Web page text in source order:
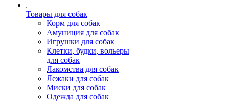
Товары для собак
Корм для собак
Амуниция для собак
Игрушки для собак
Клетки, будки, вольеры
для собак
Лакомства для собак
Лежаки для собак
Миски для собак
Одежда для собак